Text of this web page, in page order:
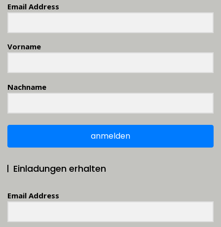
Email Address
Vorname
Nachname
anmelden
Einladungen erhalten
Email Address